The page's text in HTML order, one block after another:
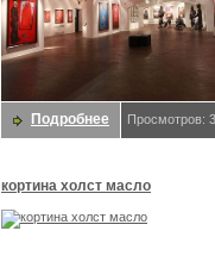
Подробнее Просмотров:
кортина холст масло